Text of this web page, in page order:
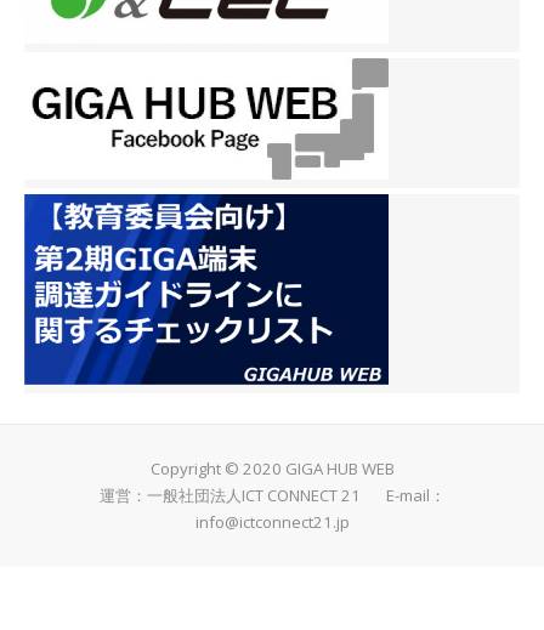
いました。 コンパスや定
の性質を捉えることで、垂
直二等分線を作図すればい
いことに気づくきっかけと
って生徒たちと話をしなが
か？」という問いを投げか
を説明できるようになって
ね。それが数学ですよね」
と言っていましたが、こう
Copyright © 2020 GIGA HUB WEB
運営：一般社団法人ICT CONNECT 21 E-mail：
info@ictconnect21.jp